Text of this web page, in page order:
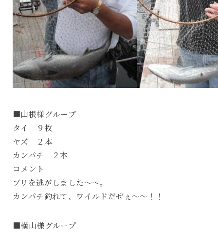
■山根様グループ
タイ ９枚
ヤズ ２本
カンパチ ２本
コメント
ブリを逃がしました～～。
カンパチ釣れて、ワイルドだぜぇ～～！！
■横山様グループ